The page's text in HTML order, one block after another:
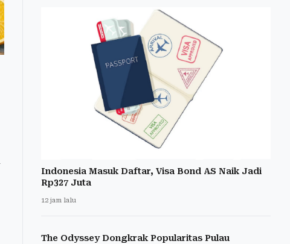
Indonesia Masuk Daftar, Visa Bond AS Naik Jadi
Rp327 Juta
12 jam lalu
The Odyssey Dongkrak Popularitas Pulau